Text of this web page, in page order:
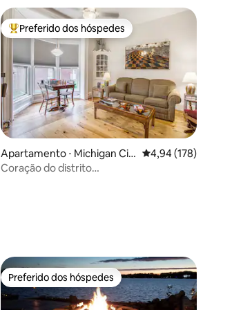
média de 5, 225 avaliações
Entre os melhores preferidos dos hóspedes
Preferido dos hóspedes
Apartamento ⋅ Michigan Cit
y
4,94 de uma avaliação
4,94 (178)
Coração do distrito
Preferido dos hóspedes
Preferido dos hóspedes